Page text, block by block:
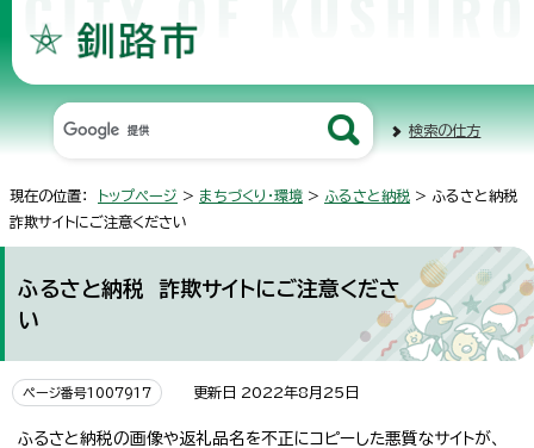
検索の仕方
現在の位置： トップページ > まちづくり・環境 > ふるさと納税 > ふるさと納税
詐欺サイトにご注意ください
ふるさと納税 詐欺サイトにご注意くださ
い
ページ番号1007917 更新日 2022年8月25日
ふるさと納税の画像や返礼品名を不正にコピーした悪質なサイトが、